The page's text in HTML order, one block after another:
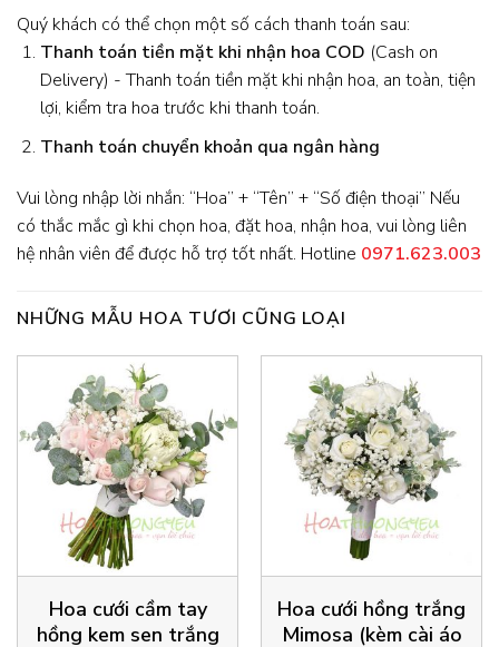
Quý khách có thể chọn một số cách thanh toán sau:
Thanh toán tiền mặt khi nhận hoa COD (Cash on
Delivery) - Thanh toán tiền mặt khi nhận hoa, an toàn, tiện
lợi, kiểm tra hoa trước khi thanh toán.
Thanh toán chuyển khoản qua ngân hàng
Vui lòng nhập lời nhắn: “Hoa” + “Tên” + “Số điện thoại” Nếu
có thắc mắc gì khi chọn hoa, đặt hoa, nhận hoa, vui lòng liên
hệ nhân viên để được hỗ trợ tốt nhất. Hotline 0971.623.003
NHỮNG MẪU HOA TƯƠI CŨNG LOẠI
Hoa cưới cầm tay
hồng kem sen trắng
Hoa cưới hồng trắng
Mimosa (kèm cài áo